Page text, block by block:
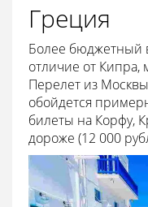
Греция
Более бюджетный
отличие от Кипра,
Перелет из
обойдется
билеты на Корфу,
дороже (12 000